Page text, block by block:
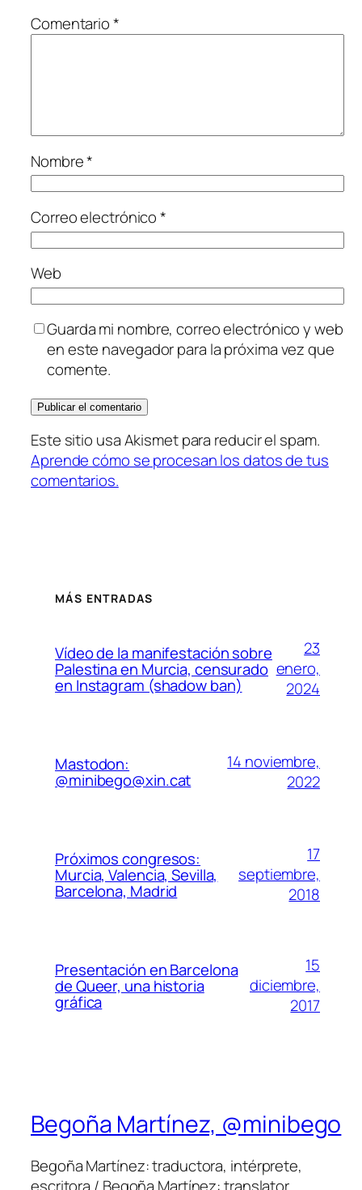
Comentario*
Nombre*
Correo electrónico*
Web
Guarda mi nombre, correo electrónico y web
en este navegador para la próxima vez que
comente.
Este sitio usa Akismet para reducir el spam.
Aprende cómo se procesan los datos de tus
comentarios.
MÁS ENTRADAS
Vídeo de la manifestación sobre
Palestina en Murcia, censurado
en Instagram (shadow ban)
23
enero,
2024
Mastodon:
@minibego@xin.cat
14 noviembre,
2022
Próximos congresos:
Murcia, Valencia, Sevilla,
Barcelona, Madrid
17
septiembre,
2018
Presentación en Barcelona
de Queer, una historia
gráfica
15
diciembre,
2017
Begoña Martínez, @minibego
Begoña Martínez: traductora, intérprete,